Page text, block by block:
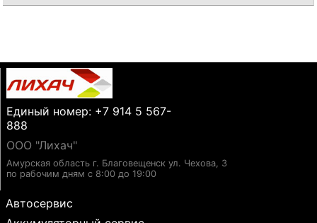
Единый номер: +7 914 5 567-
888
ООО "Лихач"
Амурская область г. Благовещенск ул. Чехова, 3
по рабочим дням с 8:00 до 19:00
Автосервис